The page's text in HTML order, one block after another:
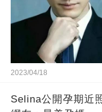
2023/04/18
Selina公開孕期近